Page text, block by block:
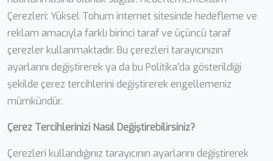
Çerezleri: Yüksel Tohum internet sitesinde hedefleme ve
reklam amacıyla farklı birinci taraf ve üçüncü taraf
çerezler kullanmaktadır. Bu çerezleri tarayıcınızın
ayarlarını değiştirerek ya da bu Politika’da gösterildiği
şekilde çerez tercihlerini değiştirerek engellemeniz
mümkündür.
Çerez Tercihlerinizi Nasıl Değiştirebilirsiniz?
Çerezleri kullandığınız tarayıcının ayarlarını değiştirerek